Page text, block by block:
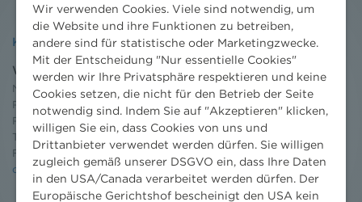
Kontakt
Wien
Niederhuber & Partner
Rechtsanwälte GmbH
Reisnerstraße 53, 1030 Wien
T:
+43 1 513 21 24-0
F: +43 1 513 21 24-300
office@nhp.eu
Wir verwenden Cookies. Viele sind notwendig, um
die Website und ihre Funktionen zu betreiben,
andere sind für statistische oder Marketingzwecke.
Mit der Entscheidung "Nur essentielle Cookies"
werden wir Ihre Privatsphäre respektieren und keine
Cookies setzen, die nicht für den Betrieb der Seite
notwendig sind. Indem Sie auf "Akzeptieren" klicken,
willigen Sie ein, dass Cookies von uns und
Drittanbieter verwendet werden dürfen. Sie willigen
zugleich gemäß unserer DSGVO ein, dass Ihre Daten
in den USA/Canada verarbeitet werden dürfen. Der
Europäische Gerichtshof bescheinigt den USA kein